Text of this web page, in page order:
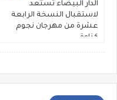
الدار البيضاء تستعد
لاستقبال النسخة الرابعة
عشرة من مهرجان نجوم
كناوة